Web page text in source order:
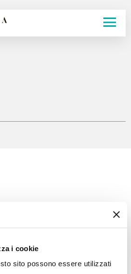
i cookie
sito possono essere utilizzati
Ceramica d’Imola
Tel: +39 0542 601601